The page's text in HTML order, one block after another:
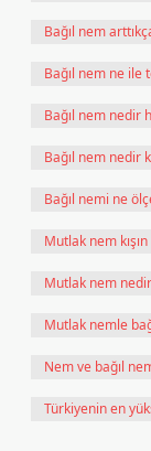
Bağıl nem
Bağıl nem ne ile
Bağıl nem nedir
Bağıl nem nedir
Bağıl nemi ne
Mutlak nem
Mutlak nem
Mutlak nemle
Nem ve bağıl
Türkiyenin en